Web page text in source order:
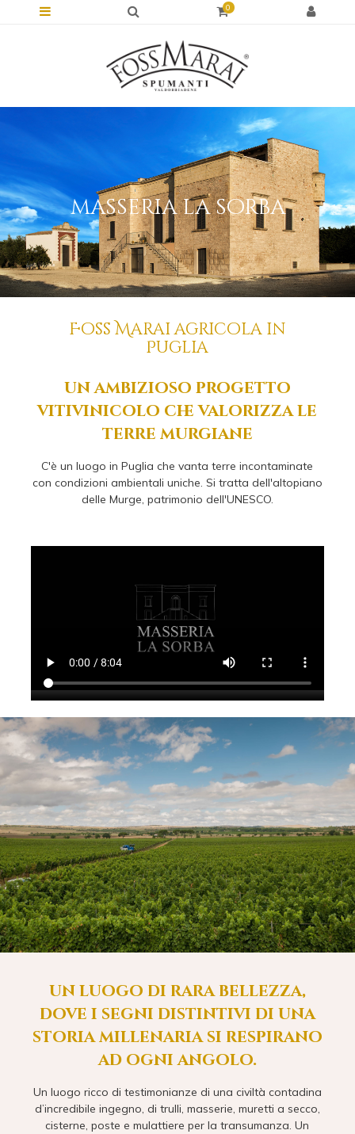
0
masseria la sorba
Foss Marai agricola in
Puglia
un ambizioso progetto
vitivinicolo che valorizza le
terre murgiane
C'è un luogo in Puglia che vanta terre incontaminate
con condizioni ambientali uniche. Si tratta dell'altopiano
delle Murge, patrimonio dell'UNESCO.
un luogo di rara bellezza,
dove i segni distintivi di una
storia millenaria si respirano
ad ogni angolo.
Un luogo ricco di testimonianze di una civiltà contadina
d’incredibile ingegno, di trulli, masserie, muretti a secco,
cisterne, poste e mulattiere per la transumanza. Un